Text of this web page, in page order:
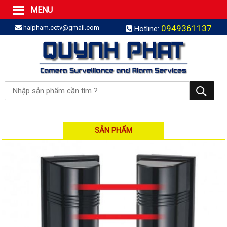
MENU
Trang Chủ
Sản phẩm
SẢN PHẨM TRỌN GÓI
LẮP BÁO TRỘM TRỌN GÓI
LẮP CAMERA TRỌN GÓI
Camera IP
Camera IP KBVISION
Camera IP HIKVISION
Camera IP Dahua
Camera IP Visionhitech
Đầu ghi IP | NVR
Đầu ghi IP HIKVISION
haipham.cctv@gmail.com Hotline: 0949361137
SẢN PHẨM